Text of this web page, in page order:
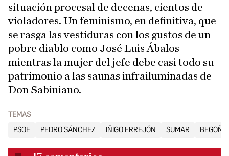
situación procesal de decenas, cientos de
violadores. Un feminismo, en definitiva, que
se rasga las vestiduras con los gustos de un
pobre diablo como José Luis Ábalos
mientras la mujer del jefe debe casi todo su
patrimonio a las saunas infrailuminadas de
Don Sabiniano.
TEMAS
PSOE
PEDRO SÁNCHEZ IÑIGO ERREJÓN SUMAR